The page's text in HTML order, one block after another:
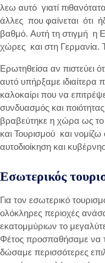
λεω αυτό γιατί
άλλες που φαίνεται ότι
βαθμό. Αυτή τη στιγμή η
χώρες και στη Γερμανία.
Ερωτηθείσα αν πιστεύει
αυτό υπήρξαμε
καλοκαίρι που να
συνδυασμός και
βραβεύτηκε η χώρα ως το
και Τουρισμού και νομίζω
αυτοδιοίκηση και
Εσωτερικός
Για τον εσωτερικό
ολόκληρες περιοχές
εκατομμύριων το
Φέτος προσπαθήσαμε να
δώσαμε περισσότερες